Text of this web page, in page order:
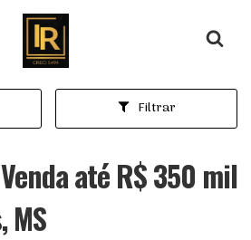
Página inicial
Filtrar
até R$ 350 mil
MS